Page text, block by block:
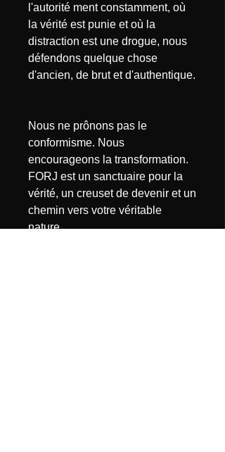
l'autorité ment constamment, où
la vérité est punie et où la
distraction est une drogue, nous
défendons quelque chose
d'ancien, de brut et d'authentique.
Nous ne prônons pas le
conformisme. Nous
encourageons la transformation.
FORJ est un sanctuaire pour la
vérité, un creuset de devenir et un
chemin vers votre véritable
nature.